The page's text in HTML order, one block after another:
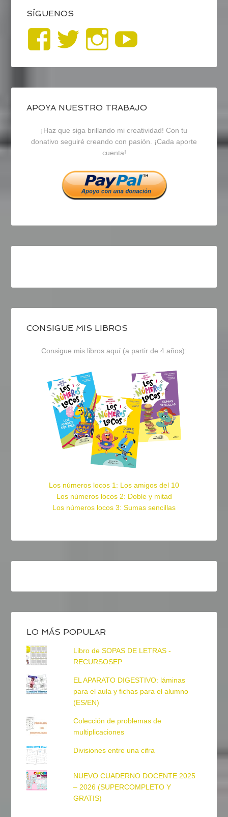
SÍGUENOS
Ver
perfil
de
blogrecursosep
en
Facebook
Ver
perfil
de
recursosep
en
Twitter
Ver
perfil
de
recursosep
en
Instagram
APOYA NUESTRO TRABAJO
¡Haz que siga brillando mi creatividad! Con tu
donativo seguiré creando con pasión. ¡Cada aporte
cuenta!
CONSIGUE MIS LIBROS
Consigue mis libros aquí (a partir de 4 años):
Los números locos 1: Los amigos del 10
Los números locos 2: Doble y mitad
Los números locos 3: Sumas sencillas
LO MÁS POPULAR
Libro de SOPAS DE LETRAS -
RECURSOSEP
EL APARATO DIGESTIVO: láminas
para el aula y fichas para el alumno
(ES/EN)
Colección de problemas de
multiplicaciones
Divisiones entre una cifra
NUEVO CUADERNO DOCENTE 2025
– 2026 (SUPERCOMPLETO Y
GRATIS)